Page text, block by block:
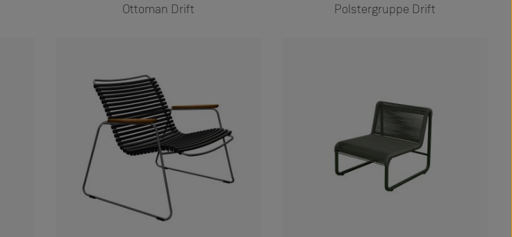
Ottoman Drift Polstergruppe Drift